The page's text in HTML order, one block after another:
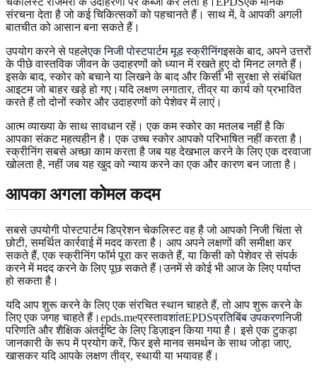
संरचना देता है जो कई चिकित्सकों को पहचानते हैं। साथ में, वे आपकी अगली
बातचीत को आसान बना सकते हैं।
उपयोग करने से पहलेएक निजी पोस्टपार्टम मूड स्क्रीनिंगइसके बाद, अपने उत्तरों
के पीछे वास्तविक जीवन के उदाहरणों को ध्यान में रखते हुए दो मिनट लगते हैं।
इसके बाद, स्कोर को बचाने या लिखने के बाद और किसी भी सुरक्षा से संबंधित
आइटम जो बाहर खड़े हो गए।यदि लक्षण लगातार, तीव्र या कार्य को प्रभावित
करते हैं तो दोनों स्कोर और उदाहरणों को पेशेवर में लाएं।
आत्म व्याख्या के साथ सावधान रहें। एक कम स्कोर का मतलब नहीं है कि
आपका संकट महत्वहीन है। एक उच्च स्कोर आपको परिभाषित नहीं करता है।
स्क्रीनिंग सबसे अच्छा काम करता है जब यह देखभाल करने के लिए एक दरवाजा
खोलता है, नहीं जब यह खुद को न्याय करने का एक और कारण बन जाता है।
आपका अगला कोमल कदम
सबसे उपयोगी पोस्टपार्टम डिप्रेशन चेकलिस्ट वह है जो आपको निजी चिंता से
छोटी, समर्थित कार्रवाई में मदद करता है। आप अपने लक्षणों की समीक्षा कर
सकते हैं, एक स्क्रीनिंग फॉर्म पूरा कर सकते हैं, या किसी को पेशेवर से संपर्क
करने में मदद करने के लिए पूछ सकते हैं।उनमें से कोई भी आज के लिए पर्याप्त
हो सकता है।
यदि आप शुरू करने के लिए एक संरचित स्थान चाहते हैं, तो आप शुरू करने के
लिए एक जगह चाहते हैं।epds.meप्रस्तावशांतEPDSप्रतिबिंब उपकरणनिजी
परिणति और शैक्षिक अंतर्दृष्टि के लिए डिज़ाइन किया गया है। इसे एक टुकड़ा
जानकारी के रूप में प्रयोग करें, फिर इसे मानव समर्थन के साथ जोड़ा जाए,
खासकर यदि आपके लक्षण तीव्र, स्थायी या भयावह हैं।